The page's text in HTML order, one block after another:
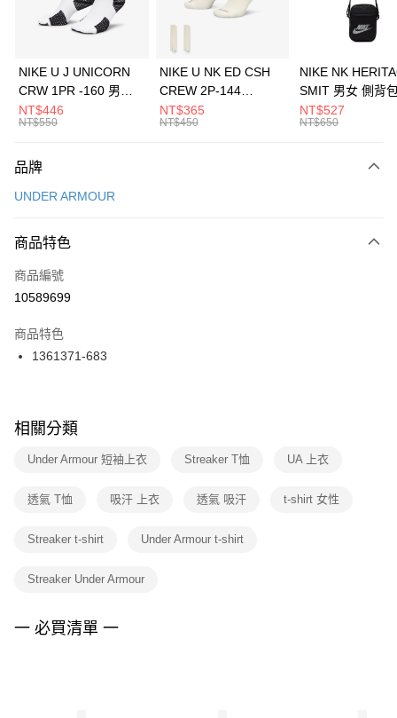
華南商業銀行
彰化商業銀行
上海商業儲蓄銀行
元大商業銀行
台灣樂天信用卡公司
Apple Pay
全盈+PAY
AFTEE先享後付
【關於「AFTEE先享後付」】
便利好安心！
３．安心：先確認商品／服務後，再付款。
【「AFTEE先享後付」結帳流程】
１．於結帳方式選擇「AFTEE先享後付」後，將跳轉至「AFTEE先享後付」
２．訂單成立數日內，您將收到繳費通知簡訊。
３．收到繳費通知簡訊後14天內，點擊此簡訊中的連結，可透過四大超商／
ATM／網路銀行／等多元方式進行付款，方視為交易完成。
※ 交易是否成功請以「AFTEE先享後付 」之結帳頁面顯示為準，若有關於
是否繳費成功／繳費後需取消欲退款等相關疑問，請聯繫「AFTEE先享後付
客戶支援中心」https://netprotections.freshdesk.com/support/home
１．透過由恩沛科技股份有限公司提供之「AFTEE先享後付」服務完成之交
權轉讓予恩沛科技股份有限公司。
３．未成年的使用者請事先徵得法定代理人或監護人之同意方可使用
４．使用「AFTEE先享後付」時，將依據個別帳號之用戶狀況，依本公司即
運送方式
每筆NT$100，滿NT$1,500(含以上)免運費
宅配
每筆NT$100，滿NT$1,500(含以上)免運費
付款後門市自取
每筆NT$100，滿NT$1,500(含以上)免運費
NIKE U J UNICORN
CRW 1PR -160 男女
中統襪 FZ3393100
NT$446
NT$550
NIKE U NK ED CSH
CREW 2P-144
EMBRDY 男女 短統襪
FZ3073133
NT$365
NT$450
NIKE NK
SMIT 男女 側背
BA5871010
NT$527
NT$650
品牌
UNDER ARMOUR
商品特色
商品編號
10589699
商品特色
1361371-683
相關分類
Under Armour 短袖上衣 Streaker T恤 UA 上衣
透氣 T恤 吸汗 上衣 透氣 吸汗 t-shirt 女性
Streaker t-shirt Under Armour t-shirt
Streaker Under Armour
一 必買清單 一